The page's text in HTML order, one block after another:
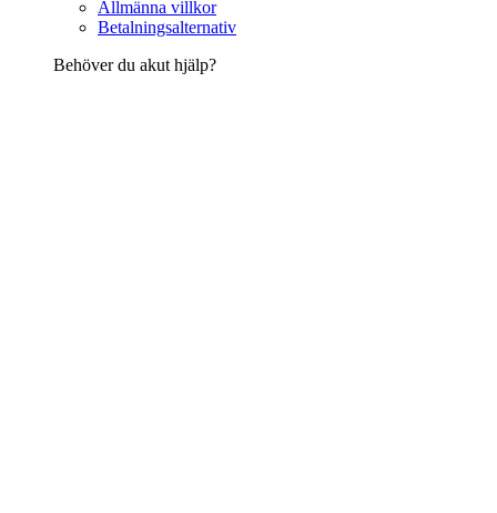
Allmänna villkor
Betalningsalternativ
Behöver du akut hjälp?